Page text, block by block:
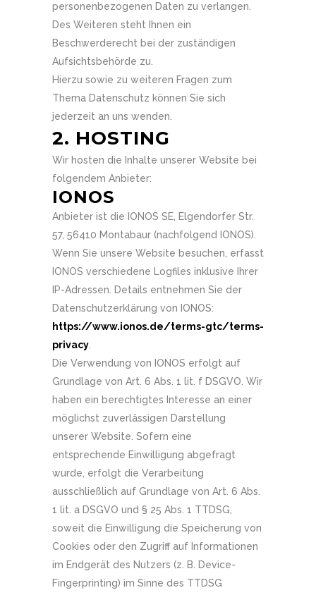
personenbezogenen Daten zu verlangen.
Des Weiteren steht Ihnen ein
Beschwerderecht bei der zuständigen
Aufsichtsbehörde zu.
Hierzu sowie zu weiteren Fragen zum
Thema Datenschutz können Sie sich
jederzeit an uns wenden.
2. HOSTING
Wir hosten die Inhalte unserer Website bei
folgendem Anbieter:
IONOS
Anbieter ist die IONOS SE, Elgendorfer Str.
57, 56410 Montabaur (nachfolgend IONOS).
Wenn Sie unsere Website besuchen, erfasst
IONOS verschiedene Logfiles inklusive Ihrer
IP-Adressen. Details entnehmen Sie der
Datenschutzerklärung von IONOS:
https://www.ionos.de/terms-gtc/terms-
privacy
Die Verwendung von IONOS erfolgt auf
Grundlage von Art. 6 Abs. 1 lit. f DSGVO. Wir
haben ein berechtigtes Interesse an einer
möglichst zuverlässigen Darstellung
unserer Website. Sofern eine
entsprechende Einwilligung abgefragt
wurde, erfolgt die Verarbeitung
ausschließlich auf Grundlage von Art. 6 Abs.
1 lit. a DSGVO und § 25 Abs. 1 TTDSG,
soweit die Einwilligung die Speicherung von
Cookies oder den Zugriff auf Informationen
im Endgerät des Nutzers (z. B. Device-
Fingerprinting) im Sinne des TTDSG